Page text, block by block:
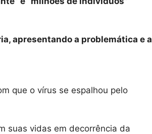
apresentando a problemática e a
que o vírus se espalhou pelo
suas vidas em decorrência da